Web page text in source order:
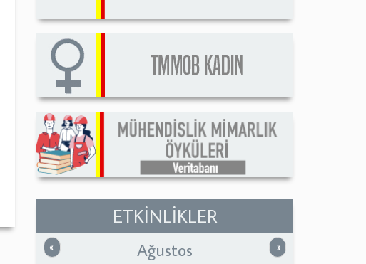
ETKİNLİKLER
« Önceki »Sonraki
Ağustos